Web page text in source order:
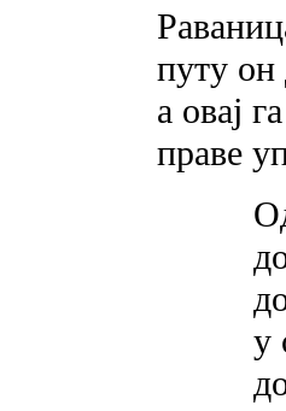
путу он
a овај
праве
у